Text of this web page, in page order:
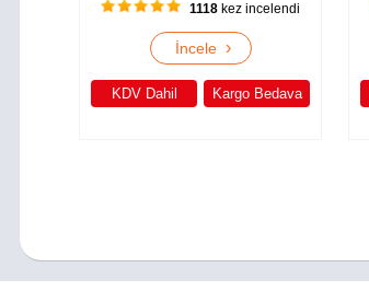
1118 kez incelendi
İncele ›
KDV Dahil Kargo Bedava